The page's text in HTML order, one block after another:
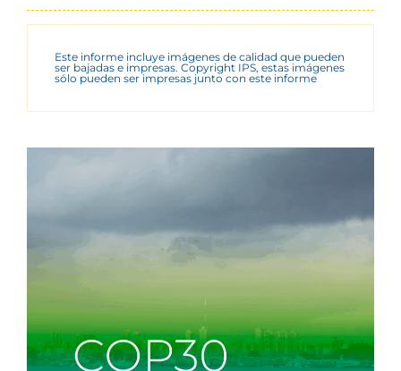
Este informe incluye imágenes de calidad que pueden
ser bajadas e impresas. Copyright IPS, estas imágenes
sólo pueden ser impresas junto con este informe